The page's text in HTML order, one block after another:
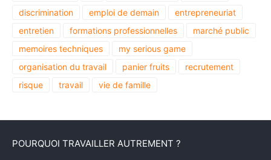
discrimination
emploi de demain
entrepreneuriat
entretien
formations professionnelles
marché public
memoires techniques
my serious game
organisation du travail
panier fruits
recrutement
risque
travail vie de famille
POURQUOI TRAVAILLER AUTREMENT ?